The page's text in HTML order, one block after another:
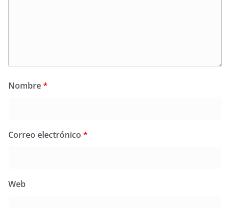
Nombre*
Correo electrónico *
Web